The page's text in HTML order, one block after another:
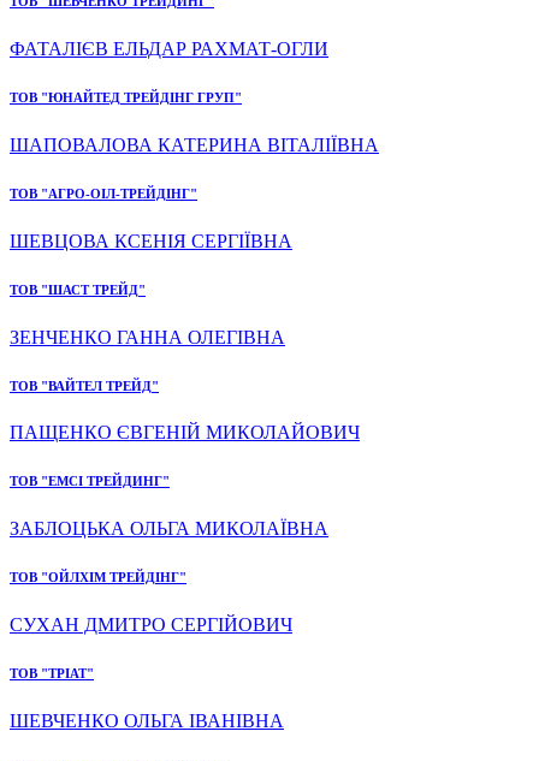
ФАТАЛІЄВ ЕЛЬДАР РАХМАТ-ОГЛИ
ТОВ "ЮНАЙТЕД ТРЕЙДІНГ ГРУП"
ШАПОВАЛОВА КАТЕРИНА ВІТАЛІЇВНА
ТОВ "АГРО-ОІЛ-ТРЕЙДІНГ"
ШЕВЦОВА КСЕНІЯ СЕРГІЇВНА
ТОВ "ШАСТ ТРЕЙД"
ЗЕНЧЕНКО ГАННА ОЛЕГІВНА
ТОВ "ВАЙТЕЛ ТРЕЙД"
ПАЩЕНКО ЄВГЕНІЙ МИКОЛАЙОВИЧ
ТОВ "ЕМСІ ТРЕЙДИНГ"
ЗАБЛОЦЬКА ОЛЬГА МИКОЛАЇВНА
ТОВ "ОЙЛХІМ ТРЕЙДІНГ"
СУХАН ДМИТРО СЕРГІЙОВИЧ
ТОВ "ТРІАТ"
ШЕВЧЕНКО ОЛЬГА ІВАНІВНА